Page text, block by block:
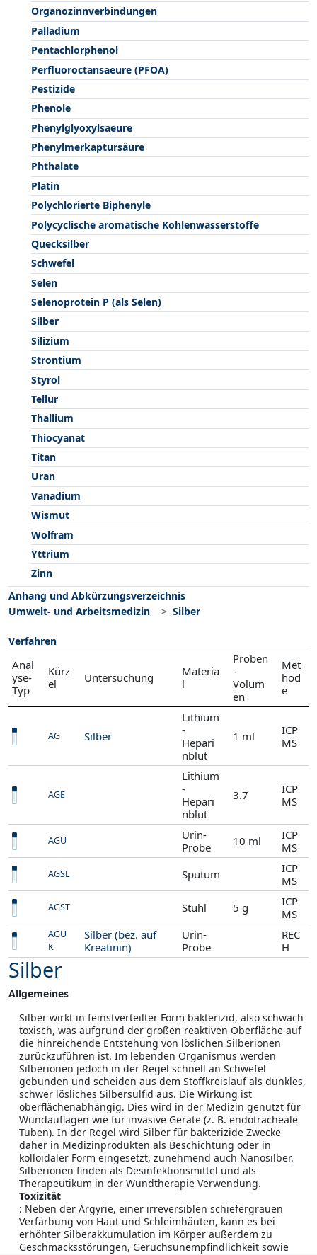
Organozinnverbindungen
Palladium
Pentachlorphenol
Perfluoroctansaeure (PFOA)
Pestizide
Phenole
Phenylglyoxylsaeure
Phenylmerkaptursäure
Phthalate
Platin
Polychlorierte Biphenyle
Polycyclische aromatische Kohlenwasserstoffe
Quecksilber
Schwefel
Selen
Selenoprotein P (als Selen)
Silber
Silizium
Strontium
Styrol
Tellur
Thallium
Thiocyanat
Titan
Uran
Vanadium
Wismut
Wolfram
Yttrium
Zinn
Anhang und Abkürzungsverzeichnis
Umwelt- und Arbeitsmedizin
Silber
Verfahren
Anal
yse-
Typ
Kürz
el
Untersuchung
Materia
l
Proben
-
Volum
en
Met
hod
e
AG Silber
Lithium
-
Hepari
nblut
1 ml
ICP
MS
AGE
Lithium
-
Hepari
nblut
3.7
ICP
MS
AGU
Urin-
Probe
10 ml
ICP
MS
AGSL Sputum
ICP
MS
AGST Stuhl 5 g
ICP
MS
AGU
K
Silber (bez. auf
Kreatinin)
Urin-
Probe
REC
H
Silber
Allgemeines
Silber wirkt in feinstverteilter Form bakterizid, also schwach
toxisch, was aufgrund der großen reaktiven Oberfläche auf
die hinreichende Entstehung von löslichen Silberionen
zurückzuführen ist. Im lebenden Organismus werden
Silberionen jedoch in der Regel schnell an Schwefel
gebunden und scheiden aus dem Stoffkreislauf als dunkles,
schwer lösliches Silbersulfid aus. Die Wirkung ist
oberflächenabhängig. Dies wird in der Medizin genutzt für
Wundauflagen wie für invasive Geräte (z. B. endotracheale
Tuben). In der Regel wird Silber für bakterizide Zwecke
daher in Medizinprodukten als Beschichtung oder in
kolloidaler Form eingesetzt, zunehmend auch Nanosilber.
Silberionen finden als Desinfektionsmittel und als
Therapeutikum in der Wundtherapie Verwendung.
Toxizität
: Neben der Argyrie, einer irreversiblen schiefergrauen
Verfärbung von Haut und Schleimhäuten, kann es bei
erhöhter Silberakkumulation im Körper außerdem zu
Geschmacksstörungen, Geruchsunempfindlichkeit sowie